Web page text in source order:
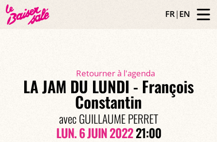
FR|EN
Retourner à l'agenda
LA JAM DU LUNDI - François
Constantin
avec GUILLAUME PERRET
LUN. 6 JUIN 202221:00